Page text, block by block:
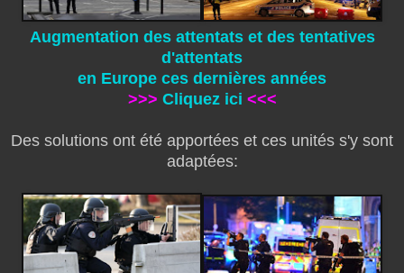
Augmentation des attentats et des tentatives
d'attentats
en Europe ces dernières années
>>> Cliquez ici <<<
Des solutions ont été apportées et ces unités s'y sont
adaptées: